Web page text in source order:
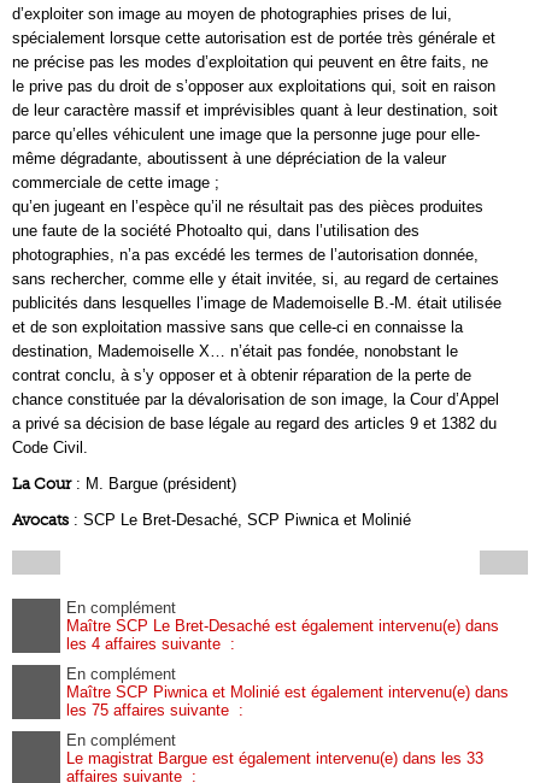
d’exploiter son image au moyen de photographies prises de lui,
spécialement lorsque cette autorisation est de portée très générale et
ne précise pas les modes d’exploitation qui peuvent en être faits, ne
le prive pas du droit de s’opposer aux exploitations qui, soit en raison
de leur caractère massif et imprévisibles quant à leur destination, soit
parce qu’elles véhiculent une image que la personne juge pour elle-
même dégradante, aboutissent à une dépréciation de la valeur
commerciale de cette image ;
qu’en jugeant en l’espèce qu’il ne résultait pas des pièces produites
une faute de la société Photoalto qui, dans l’utilisation des
photographies, n’a pas excédé les termes de l’autorisation donnée,
sans rechercher, comme elle y était invitée, si, au regard de certaines
publicités dans lesquelles l’image de Mademoiselle B.-M. était utilisée
et de son exploitation massive sans que celle-ci en connaisse la
destination, Mademoiselle X… n’était pas fondée, nonobstant le
contrat conclu, à s’y opposer et à obtenir réparation de la perte de
chance constituée par la dévalorisation de son image, la Cour d’Appel
a privé sa décision de base légale au regard des articles 9 et 1382 du
Code Civil.
La Cour: M. Bargue (président)
Avocats : SCP Le Bret-Desaché, SCP Piwnica et Molinié
En complément
Maître SCP Le Bret-Desaché est également intervenu(e) dans
les 4 affaires suivante :
En complément
Maître SCP Piwnica et Molinié est également intervenu(e) dans
les 75 affaires suivante :
En complément
Le magistrat Bargue est également intervenu(e) dans les 33
affaires suivante :